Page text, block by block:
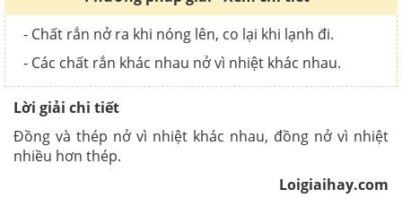
- Chất rắn nở ra khi nóng lên, co lại khi lạnh đi.
- Các chất rắn khác nhau nở vì nhiệt khác nhau.
Lời giải chi tiết
Đồng và thép nở vì nhiệt khác nhau, đồng nở vì nhiệt
nhiều hơn thép.
Loigiaihay.com